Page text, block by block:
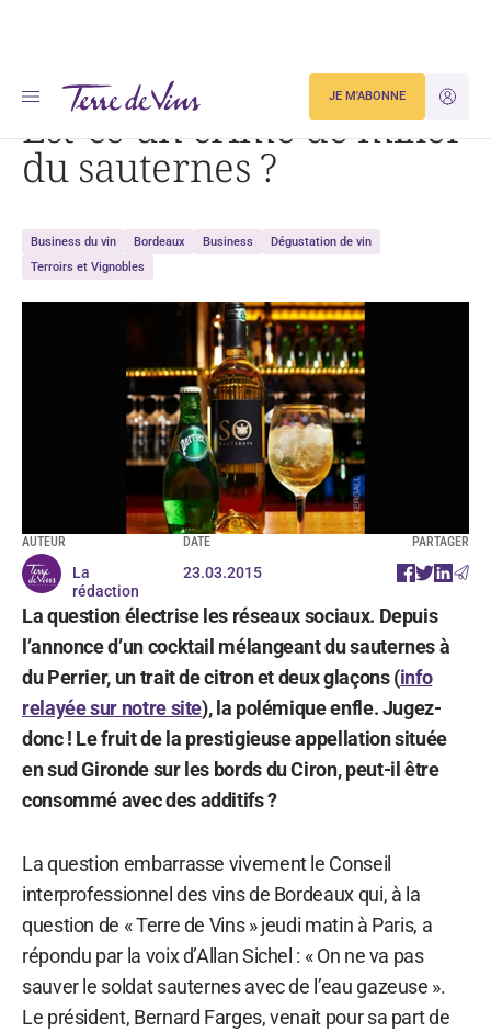
JE
JE M'ABONNE
Accueil Est-ce un crime de mixer du sauternes ?
Est-ce un crime de mixer
du sauternes ?
Business du vin Bordeaux Business
Dégustation de vin
Terroirs et Vignobles
AUTEUR
La
rédaction
DATE
23.03.2015
PARTAGER
La question électrise les réseaux sociaux. Depuis
l’annonce d’un cocktail mélangeant du sauternes à
du Perrier, un trait de citron et deux glaçons (info
relayée sur notre site), la polémique enfle. Jugez-
donc ! Le fruit de la prestigieuse appellation située
en sud Gironde sur les bords du Ciron, peut-il être
consommé avec des additifs ?
La question embarrasse vivement le Conseil
interprofessionnel des vins de Bordeaux qui, à la
question de « Terre de Vins » jeudi matin à Paris, a
répondu par la voix d’Allan Sichel : « On ne va pas
sauver le soldat sauternes avec de l’eau gazeuse ».
Le président, Bernard Farges, venait pour sa part de